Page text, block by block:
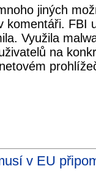
jiných
komentáři. FBI
Využila
na
v EU